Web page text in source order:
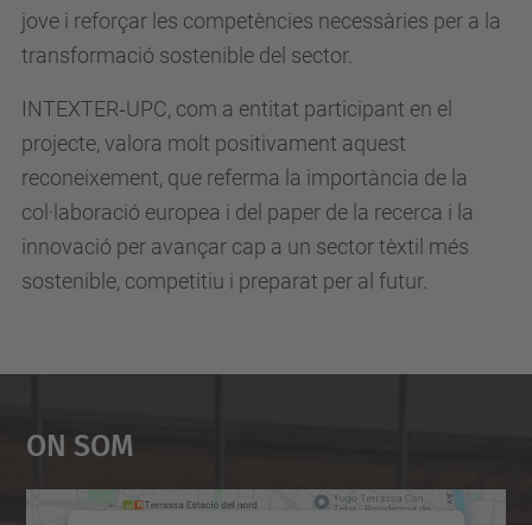
jove i reforçar les competències necessàries per a la
transformació sostenible del sector.
INTEXTER‑UPC, com a entitat participant en el
projecte, valora molt positivament aquest
reconeixement, que referma la importància de la
col·laboració europea i del paper de la recerca i la
innovació per avançar cap a un sector tèxtil més
sostenible, competitiu i preparat per al futur.
On Som